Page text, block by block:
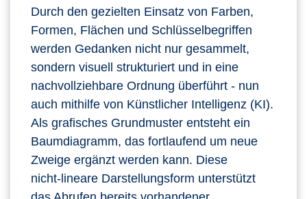
Durch den gezielten Einsatz von Farben,
Formen, Flächen und Schlüsselbegriffen
werden Gedanken nicht nur gesammelt,
sondern visuell strukturiert und in eine
nachvollziehbare Ordnung überführt - nun
auch mithilfe von Künstlicher Intelligenz (KI).
Als grafisches Grundmuster entsteht ein
Baumdiagramm, das fortlaufend um neue
Zweige ergänzt werden kann. Diese
nicht‑lineare Darstellungsform unterstützt